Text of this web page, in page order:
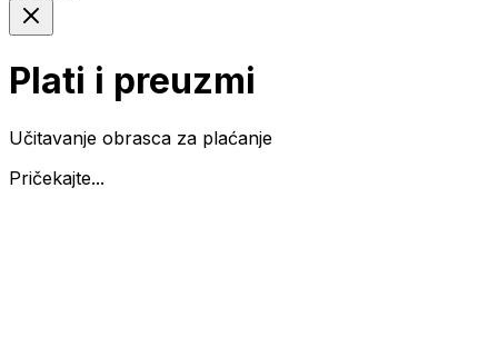
Plati i preuzmi
Učitavanje obrasca za plaćanje
Pričekajte...